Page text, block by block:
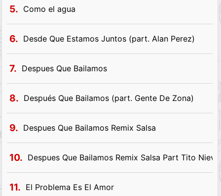
5. Como el agua
6. Desde Que Estamos Juntos (part. Alan Perez)
7. Despues Que Bailamos
8. Después Que Bailamos (part. Gente De Zona)
9. Despues Que Bailamos Remix Salsa
10. Despues Que Bailamos Remix Salsa Part Tito
11. El Problema Es El Amor